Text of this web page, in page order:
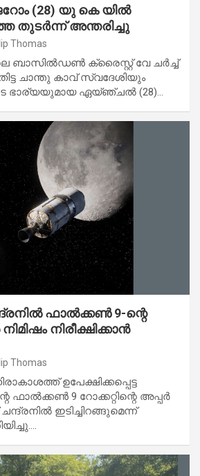
(28) യു കെ യിൽ
തുടർന്ന് അന്തരിച്ചു
Thomas
ബാസിൽഡൺ ക്രൈസ്റ്റ് വേ ചർച്ച്
ചാന്തു കാവ് സ്വദേശിയും
ഭാര്യയുമായ ഏയ്ഞ്ചൽ (28)…
ഫാൽക്കൺ 9-ന്റെ
നിരീക്ഷിക്കാൻ
Thomas
ഉപേക്ഷിക്കപ്പെട്ട
9 റോക്കറ്റിന്റെ അപ്പർ
ഇടിച്ചിറങ്ങുമെന്ന്